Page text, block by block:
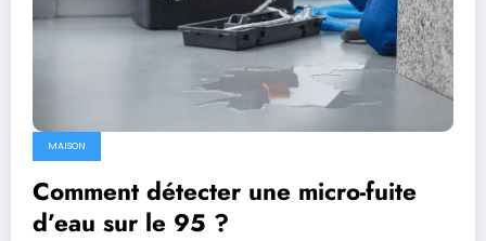
MAISON
Comment détecter une micro-fuite
d’eau sur le 95 ?